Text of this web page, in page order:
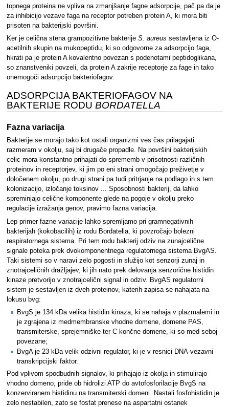
topnega proteina ne vpliva na zmanjšanje fagne adsorpcije, pač pa da je
za inhibicijo vezave faga na receptor potreben protein A, ki mora biti
prisoten na bakterijski površini.
Ker je celična stena grampozitivne bakterije S. aureus sestavljena iz O-
acetilnih skupin na mukopeptidu, ki so odgovorne za adsorpcijo faga,
hkrati pa je protein A kovalentno povezan s podenotami peptidoglikana,
so znanstveniki povzeli, da protein A zakrije receptorje za fage in tako
onemogoči adsorpcijo bakteriofagov.
ADSORPCIJA BAKTERIOFAGOV NA
BAKTERIJE RODU BORDATELLA
Fazna variacija
Bakterije se morajo tako kot ostali organizmi ves čas prilagajati
razmeram v okolju, saj bi drugače propadle. Na površini bakterijskih
celic mora konstantno prihajati do sprememb v prisotnosti različnih
proteinov in receptorjev, ki jim po eni strani omogočajo preživetje v
določenem okolju, po drugi strani pa tudi pritrjanje na podlago in s tem
kolonizacijo, izločanje toksinov ... Sposobnosti bakterij, da lahko
spreminjajo celične komponente glede na pogoje v okolju preko
regulacije izražanja genov, pravimo fazna variacija.
Lep primer fazne variacije lahko spremljamo pri gramnegativnih
bakterijah (kokobacilih) iz rodu Bordatella, ki povzročajo bolezni
respiratornega sistema. Pri tem rodu bakterij odziv na zunajcelične
signale poteka prek dvokomponentnega regulatornega sistema BvgAS.
Taki sistemi so v naravi zelo pogosti in služijo kot senzorji zunaj in
znotrajceličnih dražljajev, ki jih nato prek delovanja senzorične histidin
kinaze pretvorijo v znotrajcelični signal in odziv. BvgAS regulatorni
sistem je sestavljen iz dveh proteinov, katerih zapisa se nahajata na
lokusu bvg:
BvgS je 134 kDa velika histidin kinaza, ki se nahaja v plazmalemi in
je zgrajena iz medmembranske vhodne domene, domene PAS,
transmiterske, sprejemniške ter C-končne domene, ki so med seboj
povezane;
BvgA je 23 kDa velik odzivni regulator, ki je v resnici DNA-vezavni
transkripcijski faktor.
Pod vplivom spodbudnih signalov, ki prihajajo iz okolja in stimulirajo
vhodno domeno, pride ob hidrolizi ATP do avtofosforilacije BvgS na
konzerviranem histidinu na transmiterski domeni. Nastali fosfohistidin je
zelo nestabilen, zato se fosfat prenese na aspartatni ostanek